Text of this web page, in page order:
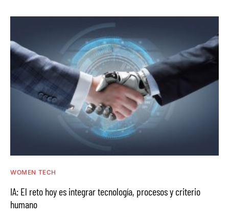
WOMEN TECH
IA: El reto hoy es integrar tecnología, procesos y criterio
humano